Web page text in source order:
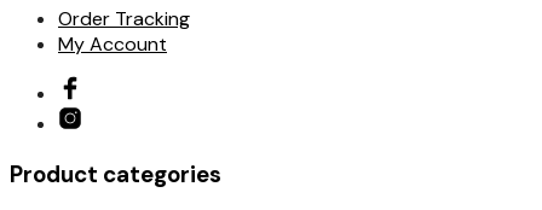
Order Tracking
My Account
Product categories